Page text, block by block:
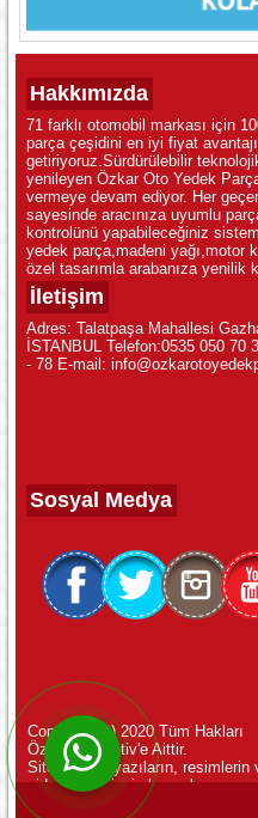
WhatsApp ile
Hakkımızda
71 farklı otomobil markası için
parça çeşidini en iyi fiyat
getiriyoruz.Sürdürülebilir
yenileyen Özkar Oto Yedek
vermeye devam ediyor. Her
sayesinde aracınıza uyumlu
kontrolünü yapabileceğiniz
yedek parça,madeni yağı,motor
özel tasarımla arabanıza yenilik
İletişim
Adres: Talatpaşa Mahallesi
İSTANBUL Telefon:0535 050 70
- 78 E-mail:
Sosyal Medya
Copyright (c) 2020 Tüm Hakları
Özkar Otomotiv'e Aittir.
Sitemizdeki yazıların, resimlerin
videoların izinsiz kopyalanması
yasaktır.